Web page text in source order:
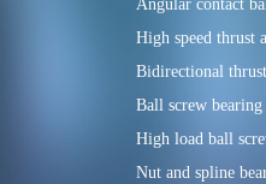
Angular contact
High speed thrust
Bidirectional
Ball screw bearing
High load ball
Nut and spline